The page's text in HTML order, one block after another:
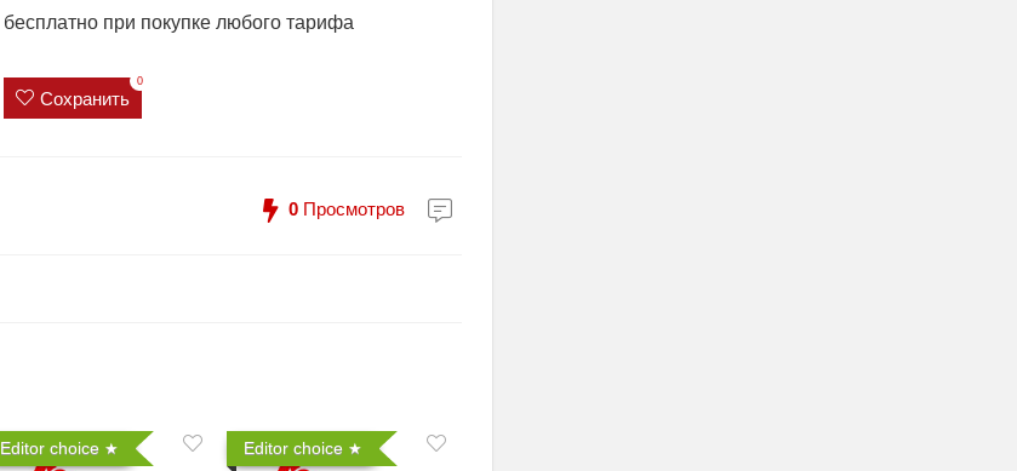
бесплатно при покупке любого тарифа
Сохранить
0
0 Просмотров
Editor choice Editor choice